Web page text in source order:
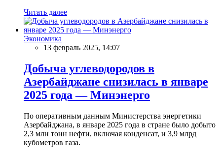
Читать далее
Экономика
13 февраль 2025, 14:07
Добыча углеводородов в
Азербайджане снизилась в январе
2025 года — Минэнерго
По оперативным данным Министерства энергетики
Азербайджана, в январе 2025 года в стране было добыто
2,3 млн тонн нефти, включая конденсат, и 3,9 млрд
кубометров газа.